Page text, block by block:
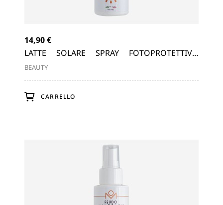
14,90 €
LATTE SOLARE SPRAY FOTOPROTETTIVO
BASSA PROTEZIONE A BASE DI ALOE...
BEAUTY
CARRELLO